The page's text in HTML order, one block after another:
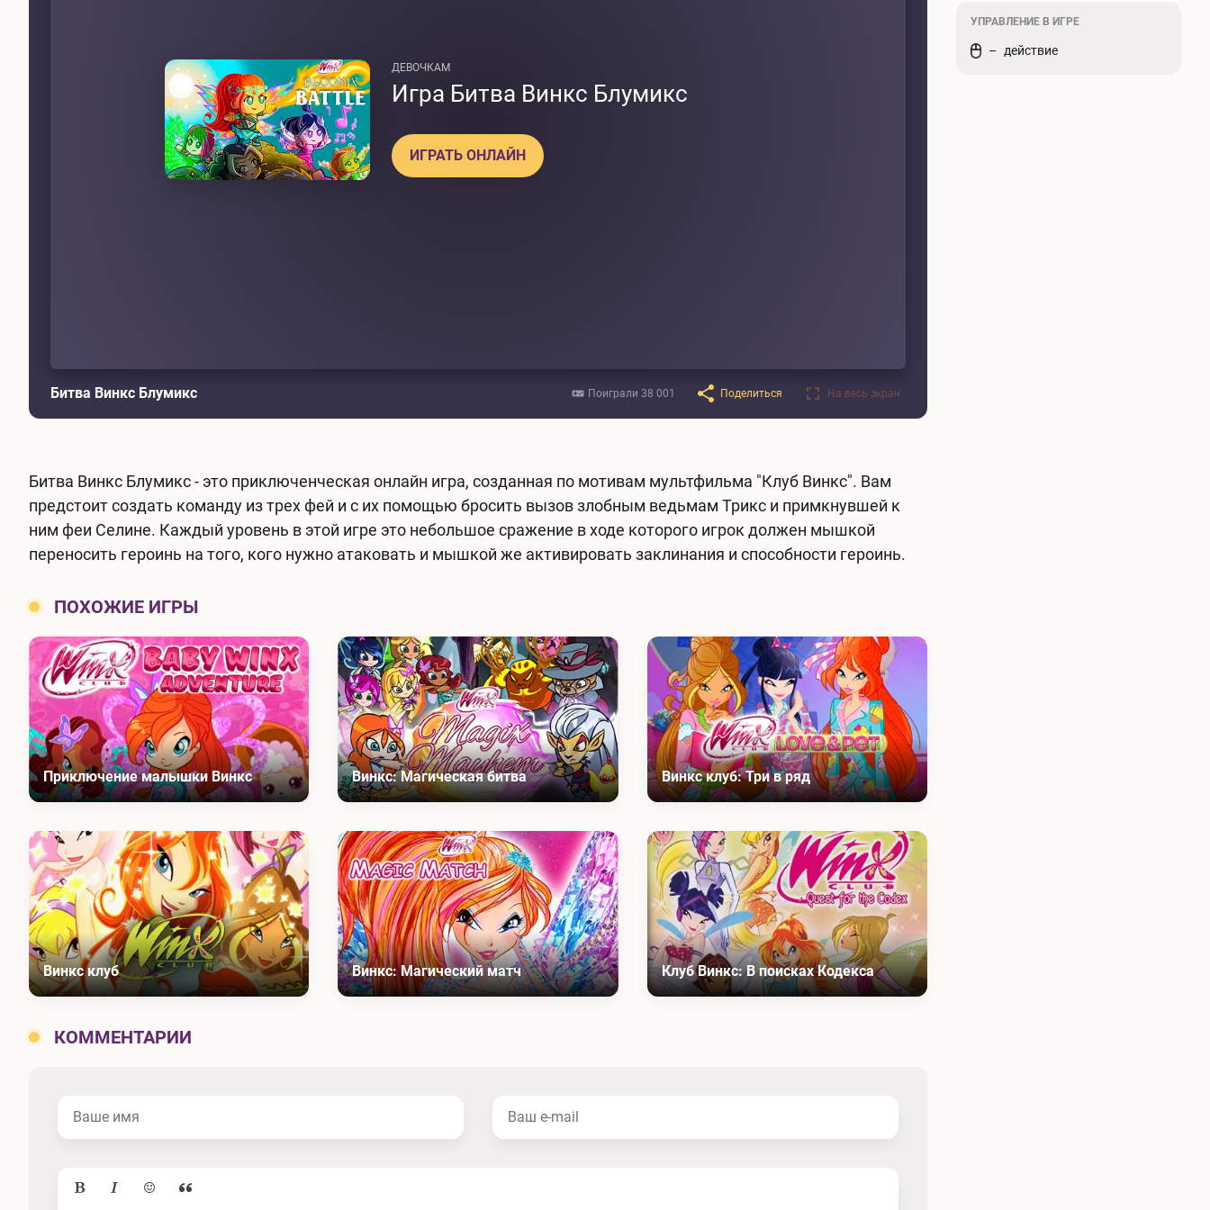
ДЕВОЧКАМ
Игра Битва Винкс Блумикс
ИГРАТЬ ОНЛАЙН
Битва Винкс Блумикс Поиграли 38 001 Поделиться На весь экран
Битва Винкс Блумикс - это приключенческая онлайн игра, созданная по мотивам мультфильма "Клуб Винкс". Вам
предстоит создать команду из трех фей и с их помощью бросить вызов злобным ведьмам Трикс и примкнувшей к
ним феи Селине. Каждый уровень в этой игре это небольшое сражение в ходе которого игрок должен мышкой
переносить героинь на того, кого нужно атаковать и мышкой же активировать заклинания и способности героинь.
УПРАВЛЕНИЕ В ИГРЕ
действие
ПОХОЖИЕ ИГРЫ
Приключение малышки Винкс Винкс: Магическая битва Винкс клуб: Три в ряд
Винкс клуб Винкс: Магический матч Клуб Винкс: В поисках Кодекса
КОММЕНТАРИИ